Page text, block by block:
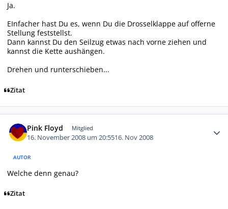
Ja.
EInfacher hast Du es, wenn Du die Drosselklappe auf offerne
Stellung feststellst.
Dann kannst Du den Seilzug etwas nach vorne ziehen und
kannst die Kette aushängen.
Drehen und runterschieben...
Zitat
Pink Floyd Mitglied
16. November 2008 um 20:5516. Nov 2008
AUTOR
Welche denn genau?
Zitat